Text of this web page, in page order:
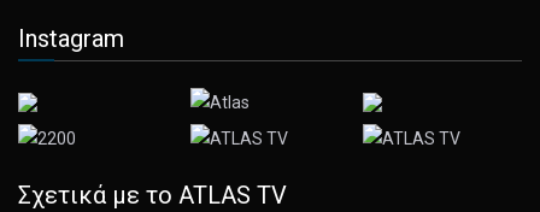
Instagram
Σχετικά με το ATLAS TV